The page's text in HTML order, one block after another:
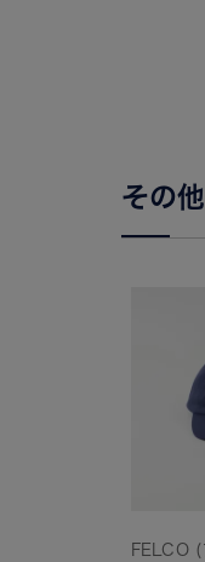
その
FELCO (